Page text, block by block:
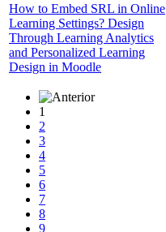
How to Embed SRL in Online
Learning Settings? Design
Through Learning Analytics
and Personalized Learning
Design in Moodle
1
2
3
4
5
6
7
8
9